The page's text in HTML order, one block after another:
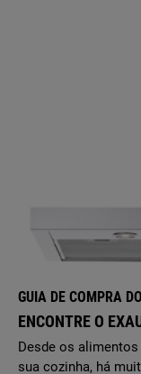
GUIA DE COMPRA
ENCONTRE O
Desde os
sua cozinha, há